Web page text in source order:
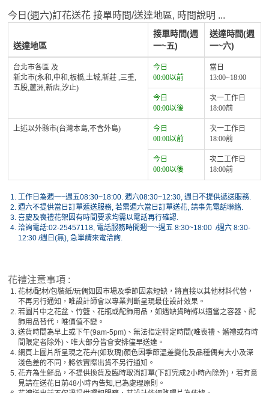
今日(週六)訂花送花 接單時間/送達地區, 時間說明 ...
送達地區
接單時間(週
一~五)
送達時間(週
一~六)
台北市各區 及
新北市(永和,中和,板橋,土城,新莊 ,三重,
五股,蘆洲,新店,汐止)
今日
00:00以前
當日
13:00~18:00
今日
00:00以後
次一工作日
18:00前
上述以外縣市(台灣本島,不含外島)
今日
00:00以前
次一工作日
18:00前
今日
00:00以後
次二工作日
18:00前
1. 工作日為週一~週五08:30~18:00. 週六08:30~12:30, 週日不提供遞送服務.
2. 週六不提供當日訂單遞送服務, 若需週六當日訂單送花, 請事先電話聯絡.
3. 喜慶及喪禮花架因有時間要求均需以電話再行確認.
4. 洽詢電話:02-25457118, 電話服務時間週一~週五 8:30~18:00 /週六 8:30-
12:30 /週日(無), 急單請來電洽詢.
花禮注意事項 :
1. 花材/配材/包裝紙/玩偶如因市場及季節因素短缺，將直接以其他材料代替，
不再另行通知，唯設計師會以專業判斷呈現最佳設計效果。
2. 若圖片中之花盆、竹籃、花瓶或配飾用品，如遇缺貨時將以適當之容器、配
飾用品替代，唯價值不變。
3. 送貨時間為早上或下午(9am-5pm)、無法指定特定時間(唯喪禮、婚禮或有時
間限定者除外)、唯大部分皆會安排儘早送達。
4. 網頁上圖片所呈現之花卉(如玫瑰)顏色因季節溫差變化及品種偶有大小及深
淺色差的不同，將依實際出貨不另行通知。
5. 花卉為生鮮品，不提供換貨及臨時取消訂單(下訂完成2小時內除外)，若有意
見請在送花日前48小時內告知,已為處理原則。